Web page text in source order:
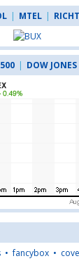
| MTEL |
| DOW JONES
•fancybox •